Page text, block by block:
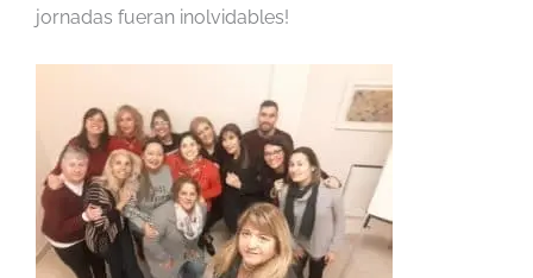
jornadas fueran inolvidables!